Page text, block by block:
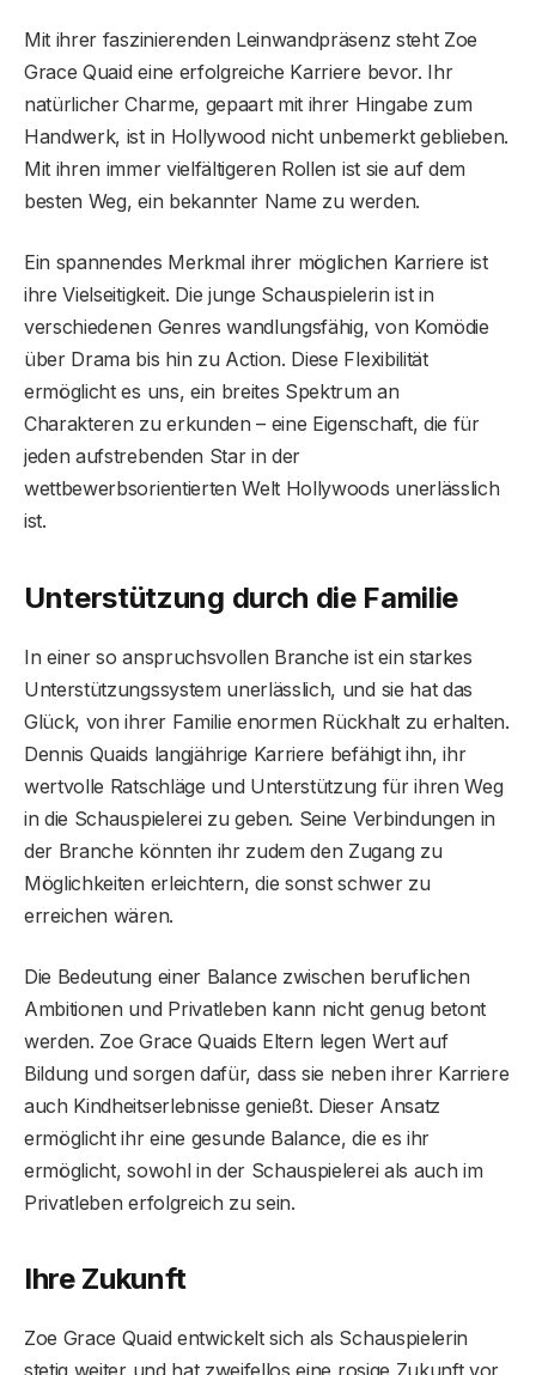
Mit ihrer faszinierenden Leinwandpräsenz steht Zoe
Grace Quaid eine erfolgreiche Karriere bevor. Ihr
natürlicher Charme, gepaart mit ihrer Hingabe zum
Handwerk, ist in Hollywood nicht unbemerkt geblieben.
Mit ihren immer vielfältigeren Rollen ist sie auf dem
besten Weg, ein bekannter Name zu werden.
Ein spannendes Merkmal ihrer möglichen Karriere ist
ihre Vielseitigkeit. Die junge Schauspielerin ist in
verschiedenen Genres wandlungsfähig, von Komödie
über Drama bis hin zu Action. Diese Flexibilität
ermöglicht es uns, ein breites Spektrum an
Charakteren zu erkunden – eine Eigenschaft, die für
jeden aufstrebenden Star in der
wettbewerbsorientierten Welt Hollywoods unerlässlich
ist.
Unterstützung durch die Familie
In einer so anspruchsvollen Branche ist ein starkes
Unterstützungssystem unerlässlich, und sie hat das
Glück, von ihrer Familie enormen Rückhalt zu erhalten.
Dennis Quaids langjährige Karriere befähigt ihn, ihr
wertvolle Ratschläge und Unterstützung für ihren Weg
in die Schauspielerei zu geben. Seine Verbindungen in
der Branche könnten ihr zudem den Zugang zu
Möglichkeiten erleichtern, die sonst schwer zu
erreichen wären.
Die Bedeutung einer Balance zwischen beruflichen
Ambitionen und Privatleben kann nicht genug betont
werden. Zoe Grace Quaids Eltern legen Wert auf
Bildung und sorgen dafür, dass sie neben ihrer Karriere
auch Kindheitserlebnisse genießt. Dieser Ansatz
ermöglicht ihr eine gesunde Balance, die es ihr
ermöglicht, sowohl in der Schauspielerei als auch im
Privatleben erfolgreich zu sein.
Ihre Zukunft
Zoe Grace Quaid entwickelt sich als Schauspielerin
stetig weiter und hat zweifellos eine rosige Zukunft vor